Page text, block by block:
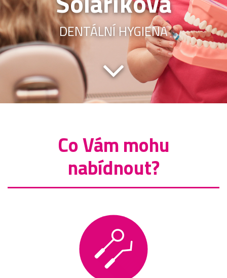
DENTÁLNÍ HYGIENA
Co Vám mohu
nabídnout?